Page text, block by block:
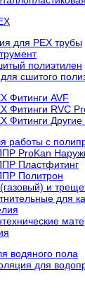
для РЕХ трубы
полиэтилен
сшитого
Фитинги AVF
Фитинги RVC
Фитинги Другие
работы с
ProKan
Пластфитинг
Политрон
и
для
водяного пола
для